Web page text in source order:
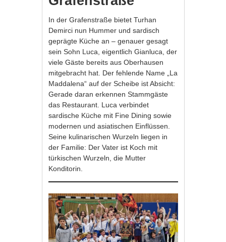
In der Grafenstraße bietet Turhan
Demirci nun Hummer und sardisch
geprägte Küche an – genauer gesagt
sein Sohn Luca, eigentlich Gianluca, der
viele Gäste bereits aus Oberhausen
mitgebracht hat. Der fehlende Name „La
Maddalena“ auf der Scheibe ist Absicht:
Gerade daran erkennen Stammgäste
das Restaurant. Luca verbindet
sardische Küche mit Fine Dining sowie
modernen und asiatischen Einflüssen.
Seine kulinarischen Wurzeln liegen in
der Familie: Der Vater ist Koch mit
türkischen Wurzeln, die Mutter
Konditorin.